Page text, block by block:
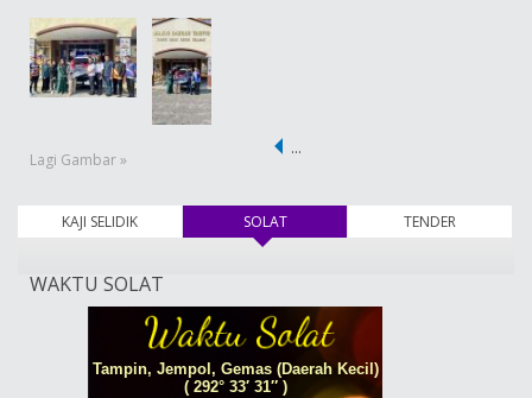
Lagi Gambar »
…
KAJI SELIDIK SOLAT(tab aktif) TENDER
WAKTU SOLAT